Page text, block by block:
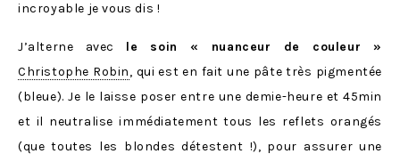
incroyable je vous dis !
J’alterne avec le soin « nuanceur de couleur »
Christophe Robin, qui est en fait une pâte très pigmentée
(bleue). Je le laisse poser entre une demie-heure et 45min
et il neutralise immédiatement tous les reflets orangés
(que toutes les blondes détestent !), pour assurer une